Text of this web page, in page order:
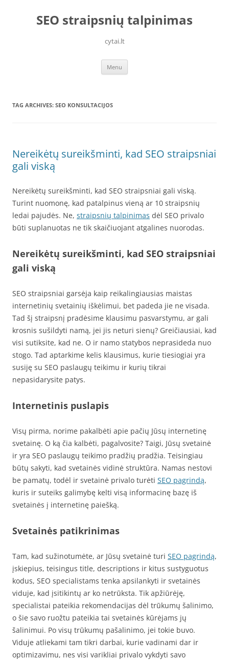
contentSEO straipsnių talpinimas
cytai.lt
Menu
TAG ARCHIVES: SEO KONSULTACIJOS
Nereikėtų sureikšminti, kad SEO straipsniai
gali viską
Nereikėtų sureikšminti, kad SEO straipsniai gali viską.
Turint nuomonę, kad patalpinus vieną ar 10 straipsnių
ledai pajudės. Ne, straipsnių talpinimas dėl SEO privalo
būti suplanuotas ne tik skaičiuojant atgalines nuorodas.
Nereikėtų sureikšminti, kad SEO straipsniai
gali viską
SEO straipsniai garsėja kaip reikalingiausias maistas
internetinių svetainių iškėlimui, bet padeda jie ne visada.
Tad šį straipsnį pradėsime klausimu pasvarstymu, ar gali
krosnis sušildyti namą, jei jis neturi sienų? Greičiausiai, kad
visi sutiksite, kad ne. O ir namo statybos neprasideda nuo
stogo. Tad aptarkime kelis klausimus, kurie tiesiogiai yra
susiję su SEO paslaugų teikimu ir kurių tikrai
nepasidarysite patys.
Internetinis puslapis
Visų pirma, norime pakalbėti apie pačių Jūsų internetinę
svetainę. O ką čia kalbėti, pagalvosite? Taigi, Jūsų svetainė
ir yra SEO paslaugų teikimo pradžių pradžia. Teisingiau
būtų sakyti, kad svetainės vidinė struktūra. Namas nestovi
be pamatų, todėl ir svetainė privalo turėti SEO pagrindą,
kuris ir suteiks galimybę kelti visą informacinę bazę iš
svetainės į internetinę paiešką.
Svetainės patikrinimas
Tam, kad sužinotumėte, ar Jūsų svetainė turi SEO pagrindą,
įskiepius, teisingus title, descriptions ir kitus sustyguotus
kodus, SEO specialistams tenka apsilankyti ir svetainės
viduje, kad įsitikintų ar ko netrūksta. Tik apžiūrėję,
specialistai pateikia rekomendacijas dėl trūkumų šalinimo,
o šie savo ruožtu pateikia tai svetainės kūrėjams jų
šalinimui. Po visų trūkumų pašalinimo, jei tokie buvo.
Viduje atliekami tam tikri darbai, kurie vadinami dar ir
optimizavimu, nes visi varikliai privalo vykdyti savo